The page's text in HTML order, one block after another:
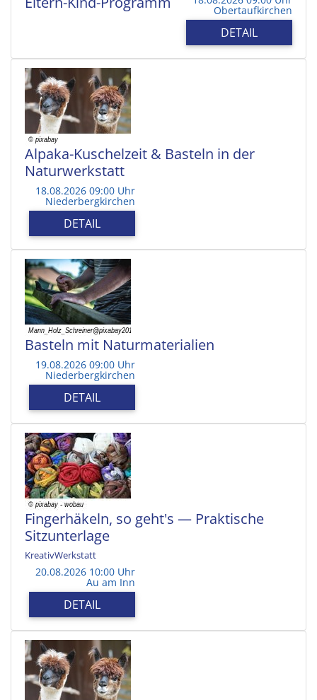
Obertaufkirchen
DETAIL
Alpaka-Kuschelzeit & Basteln in der
Naturwerkstatt
18.08.2026 09:00 Uhr
Niederbergkirchen
DETAIL
Basteln mit Naturmaterialien
19.08.2026 09:00 Uhr
Niederbergkirchen
DETAIL
Fingerhäkeln, so geht's — Praktische
Sitzunterlage
KreativWerkstatt
20.08.2026 10:00 Uhr
Au am Inn
DETAIL